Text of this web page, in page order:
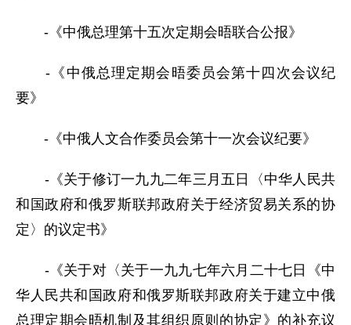
-《中俄总理第十五次定期会晤联合公报》
-《中俄总理定期会晤委员会第十四次会议纪
要》
-《中俄人文合作委员会第十一次会议纪要》
-《关于修订一九九二年三月五日〈中华人民共
和国政府和俄罗斯联邦政府关于经济贸易关系的协
定〉的议定书》
-《关于对〈关于一九九七年六月二十七日《中
华人民共和国政府和俄罗斯联邦政府关于建立中俄
总理定期会晤机制及其组织原则的协定》的补充议